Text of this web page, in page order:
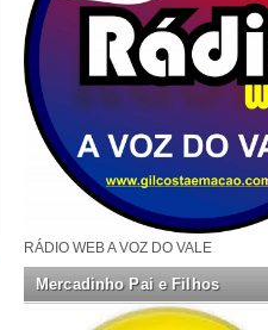
RÁDIO WEB A VOZ DO VALE
Mercadinho Pai e Filhos